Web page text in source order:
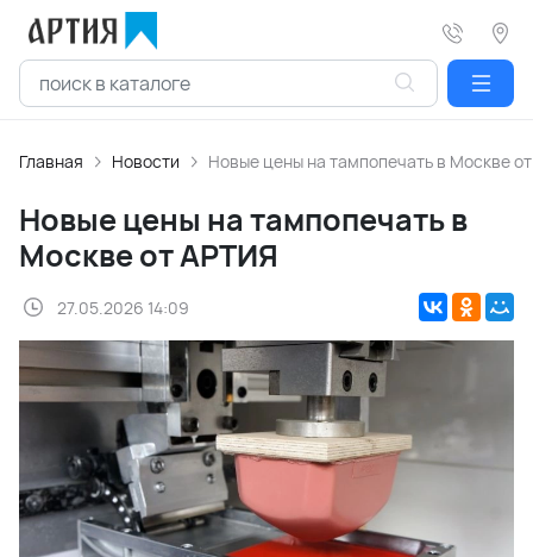
Главная Новости Новые цены на тампопечать в Москве
Новые цены на тампопечать в
Москве от АРТИЯ
27.05.2026 14:09